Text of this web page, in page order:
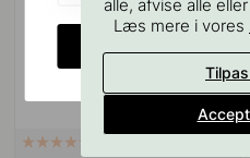
alle, afvise alle
Læs mere i vores